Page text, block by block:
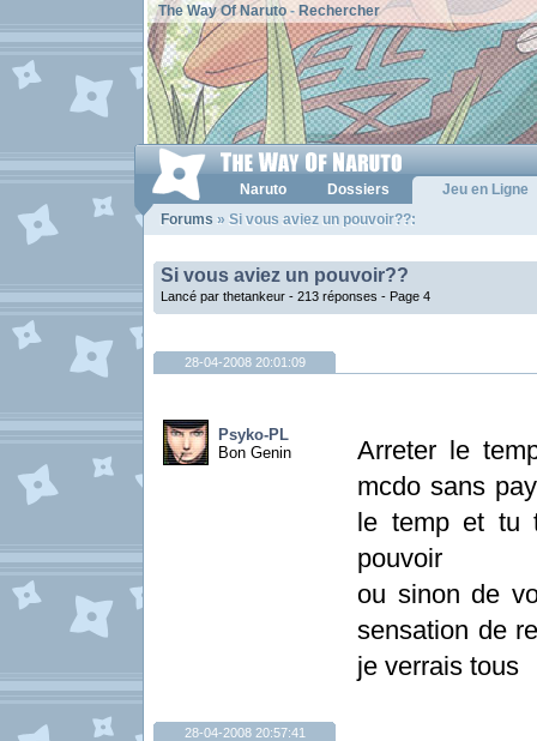
The Way Of Naruto- Rechercher
Naruto Dossiers
Jeu en Ligne
Forums » Si vous aviez un pouvoir??:
Si vous aviez un pouvoir??
Lancé par thetankeur - 213 réponses - Page 4
28-04-2008 20:01:09
Psyko-PL
Bon Genin
Arreter le
mcdo sans
le temp et tu
pouvoir
ou sinon de
sensation de
je verrais tous
28-04-2008 20:57:41